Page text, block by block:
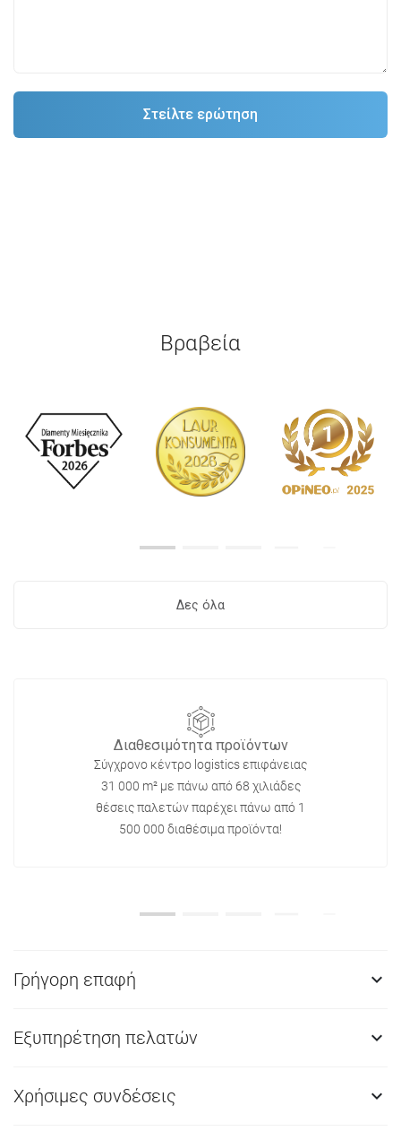
Βραβεία
Δες όλα
Διαθεσιμότητα προϊόντων
Σύγχρονο κέντρο logistics επιφάνειας
31 000 m² με πάνω από 68 χιλιάδες
θέσεις παλετών παρέχει πάνω από 1
500 000 διαθέσιμα προϊόντα!
Γρήγορη επαφή 
Εξυπηρέτηση πελατών 
Χρήσιμες συνδέσεις 